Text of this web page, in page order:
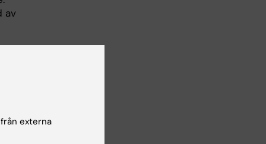
av
externa